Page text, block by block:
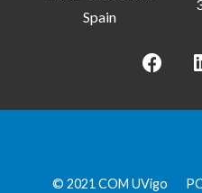
Spain
© 2021 COM UVigo